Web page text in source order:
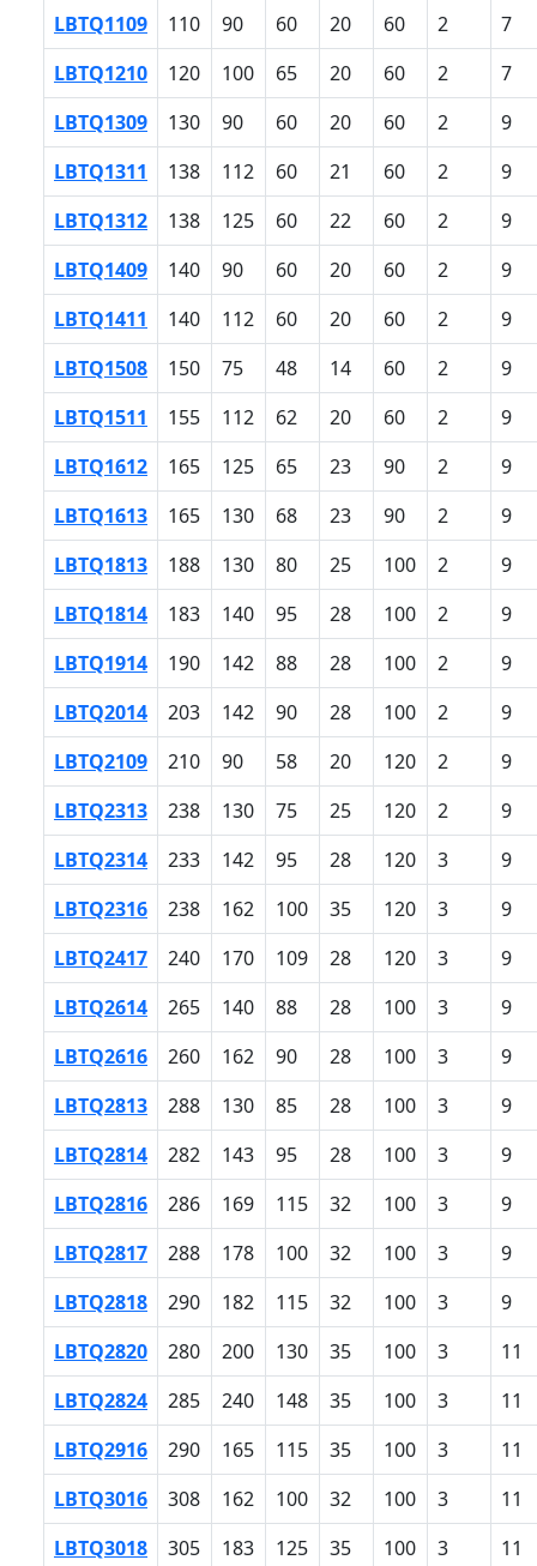
LBTQ1109 110 90 60 20 60 2
7
LBTQ1210
120 100 65 20 60 2
7
LBTQ1309
130 90 60 20 60 2
9
LBTQ1311
138 112 60 21 60 2
9
LBTQ1312
138 125 60 22 60 2
9
LBTQ1409
140 90 60 20 60 2
9
LBTQ1411
140 112 60 20 60 2
9
LBTQ1508
150 75 48 14 60 2
9
LBTQ1511
155 112 62 20 60 2
9
LBTQ1612
165 125 65 23 90 2
9
LBTQ1613
165 130 68 23 90 2
9
LBTQ1813
188 130 80 25 100 2
9
LBTQ1814
183 140 95 28 100 2
9
LBTQ1914
190 142 88 28 100 2
9
LBTQ2014
203 142 90 28 100 2
9
LBTQ2109
210 90 58 20 120 2
9
LBTQ2313
238 130 75 25 120 2
9
LBTQ2314
233 142 95 28 120 3
9
LBTQ2316
238 162 100 35 120 3
9
LBTQ2417
240 170 109 28 120 3
9
LBTQ2614
265 140 88 28 100 3
9
LBTQ2616
260 162 90 28 100 3
9
LBTQ2813
288 130 85 28 100 3
9
LBTQ2814
282 143 95 28 100 3
9
LBTQ2816
286 169 115 32 100 3
9
LBTQ2817
288 178 100 32 100 3
9
LBTQ2818
290 182 115 32 100 3
9
LBTQ2820
280 200 130 35 100 3
11
LBTQ2824
285 240 148 35 100 3
11
LBTQ2916
290 165 115 35 100 3
11
LBTQ3016
308 162 100 32 100 3
11
LBTQ3018
305 183 125 35 100 3
11